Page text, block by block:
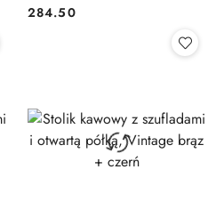
Cena:
284.50